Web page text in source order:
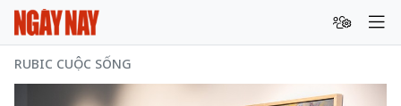
RUBIC CUỘC SỐNG